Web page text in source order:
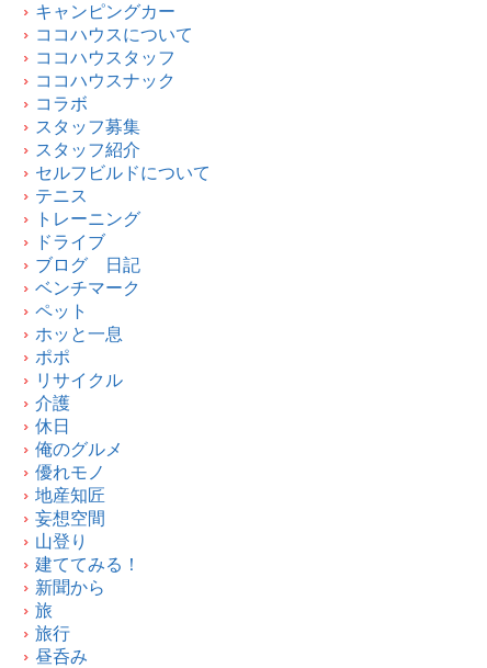
キャンピングカー
ココハウスについて
ココハウスタッフ
ココハウスナック
コラボ
スタッフ募集
スタッフ紹介
セルフビルドについて
テニス
トレーニング
ドライブ
ブログ 日記
ベンチマーク
ペット
ホッと一息
ポポ
リサイクル
介護
休日
俺のグルメ
優れモノ
地産知匠
妄想空間
山登り
建ててみる！
新聞から
旅
旅行
昼呑み